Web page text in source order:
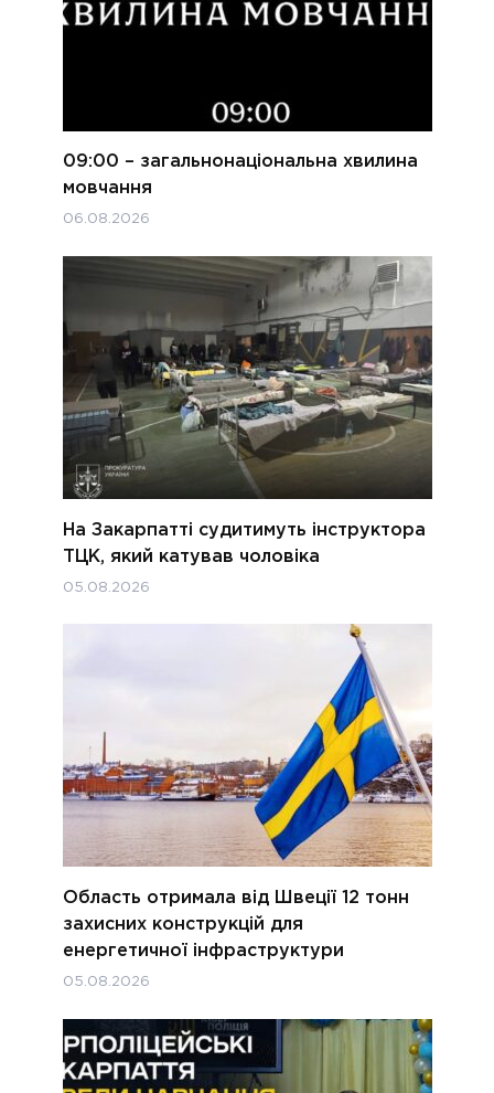
09:00 – загальнонаціональна хвилина
мовчання
06.08.2026
На Закарпатті судитимуть інструктора
ТЦК, який катував чоловіка
05.08.2026
Область отримала від Швеції 12 тонн
захисних конструкцій для
енергетичної інфраструктури
05.08.2026